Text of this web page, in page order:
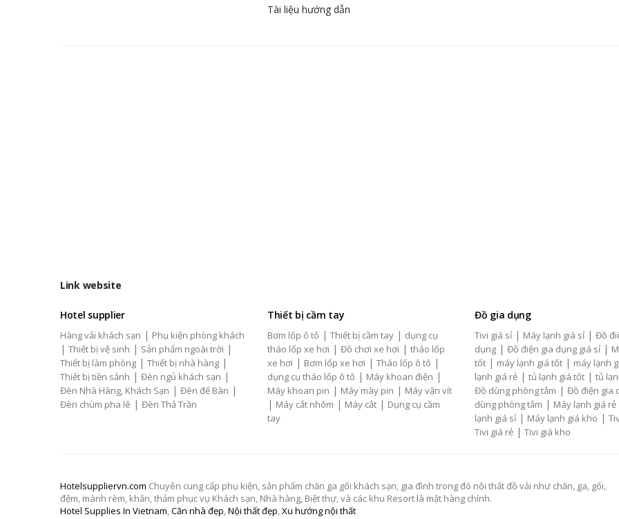
Tài liệu hướng dẫn
Link website
Hotel supplier
Hàng vải khách sạn | Phụ kiện phòng khách
| Thiết bị vệ sinh | Sản phẩm ngoài trời |
Thiết bị làm phòng | Thiết bị nhà hàng |
Thiết bị tiền sảnh | Đèn ngủ khách sạn |
Đèn Nhà Hàng, Khách Sạn | Đèn để Bàn |
Đèn chùm pha lê | Đèn Thả Trần
Thiết bị cầm tay
Bơm lốp ô tô | Thiết bị cầm tay | dụng cụ
tháo lốp xe hơi | Đồ chơi xe hơi | tháo lốp
xe hơi | Bơm lốp xe hơi | Tháo lốp ô tô |
dụng cụ tháo lốp ô tô | Máy khoan điện |
Máy khoan pin | Máy mày pin | Máy vặn vít
| Máy cắt nhôm | Máy cắt | Dụng cụ cầm
tay
Đồ gia dụng
Tivi giá sỉ | Máy lạnh giá sỉ | Đồ
dụng | Đồ điện gia dụng giá sỉ |
tốt | máy lạnh giá tốt | máy lạnh
lạnh giá rẻ | tủ lạnh giá tốt | tủ
Đồ dùng phòng tắm | Đồ điện gia
dùng phòng tắm | Máy lạnh giá rẻ
lạnh giá sỉ | Máy lạnh giá kho |
Tivi giá rẻ | Tivi giá kho
Hotelsuppliervn.com Chuyên cung cấp phụ kiện, sản phẩm chăn ga gối khách sạn, gia đình trong đó nội thất đồ vải như chăn, ga, gối,
đệm, mành rèm, khăn, thảm phục vụ Khách sạn, Nhà hàng, Biệt thự, và các khu Resort là mặt hàng chính.
Hotel Supplies In Vietnam,Căn nhà đẹp,Nội thất đẹp,Xu hướng nội thất